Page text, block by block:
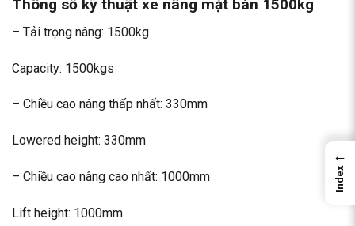
Thông số kỹ thuật xe nâng mặt bàn 1500kg
– Tải trọng nâng: 1500kg
Capacity: 1500kgs
– Chiều cao nâng thấp nhất: 330mm
Lowered height: 330mm
– Chiều cao nâng cao nhất: 1000mm
Lift height: 1000mm
←
Index